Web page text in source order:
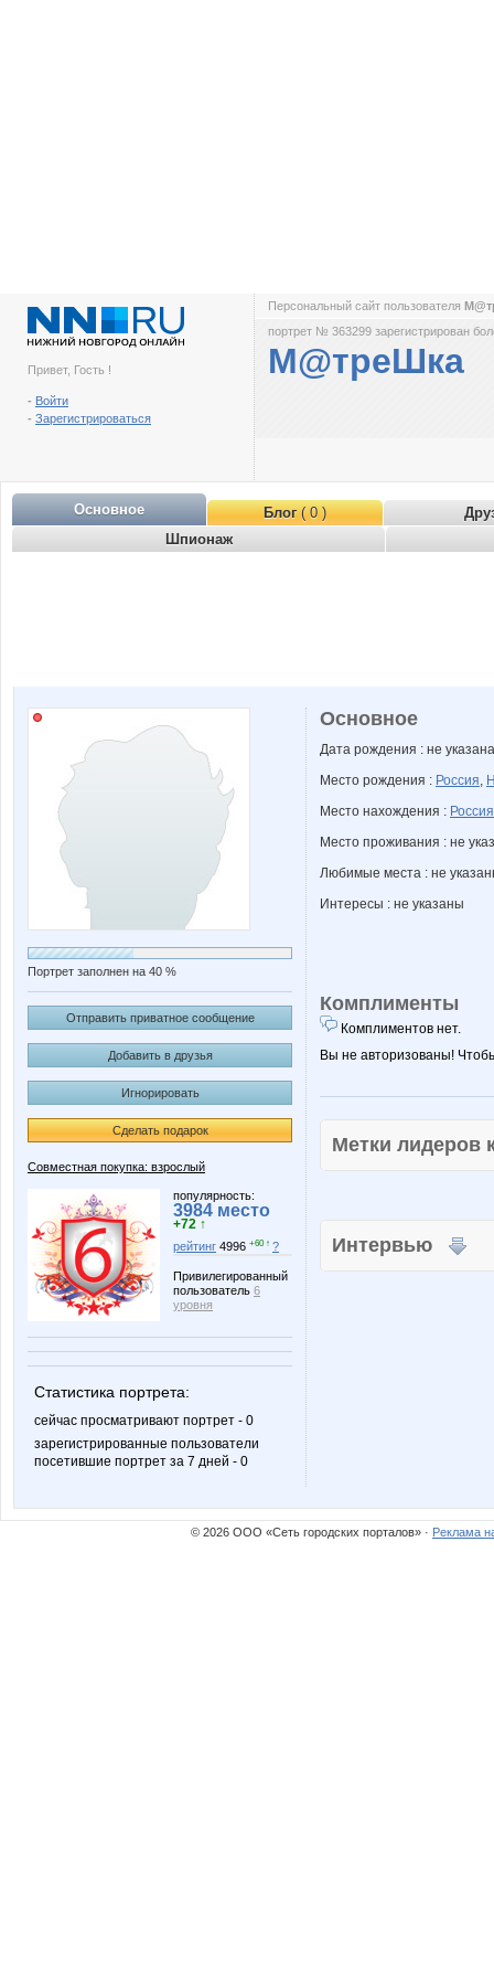
Привет, Гость !
- Войти
- Зарегистрироваться
Персональный сайт пользователя
портрет № 363299 зарегистрирован
М@треШка
Основное Блог( 0 )
Шпионаж
Портрет заполнен на 40 %
Отправить приватное сообщение
Добавить в друзья
Игнорировать
Сделать подарок
Совместная покупка: взрослый
популярность:
3984 место
+72 ↑
рейтинг 4996 +60 ↑ ?
Привилегированный
пользователь 6
уровня
Статистика портрета:
сейчас просматривают портрет - 0
зарегистрированные пользователи
посетившие портрет за 7 дней - 0
Основное
Дата рождения : не указана
Место рождения : Россия,
Место нахождения : Россия
Место проживания : не
Любимые места : не
Интересы : не указаны
Комплименты
Комплиментов нет.
Вы не авторизованы!
Метки
Интервью
© 2026 ООО «Сеть городских порталов» · Реклама